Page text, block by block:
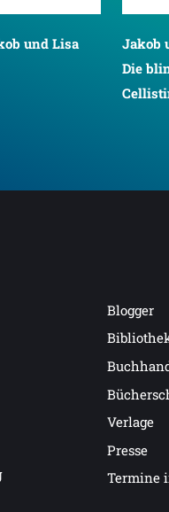
und Lisa
Jakob
Die
Blogger
Verlage
Presse
Termine